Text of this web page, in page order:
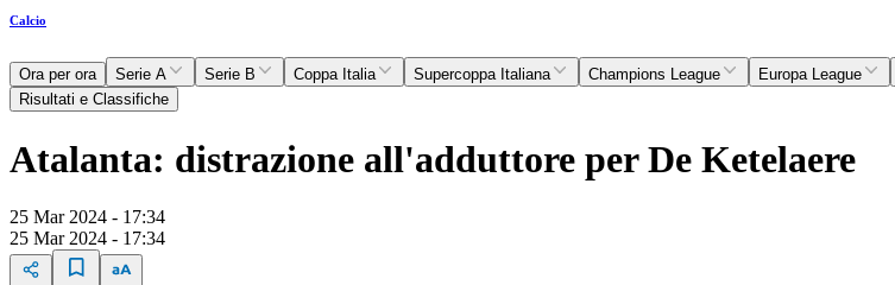
Calcio
Ora per ora Serie A Serie B Coppa Italia Supercoppa Italiana Champions League Europa League
Risultati e Classifiche
Atalanta: distrazione all'adduttore per De Ketelaere
25 Mar 2024 - 17:34
25 Mar 2024 - 17:34